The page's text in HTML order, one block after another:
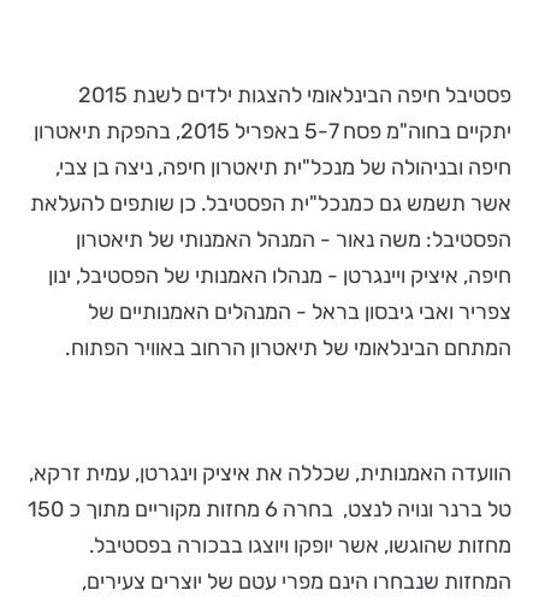
פסטיבל חיפה הבינלאומי להצגות ילדים לשנת 2015
יתקיים בחוה"מ פסח 5-7 באפריל 2015, בהפקת תיאטרון
חיפה ובניהולה של מנכל"ית תיאטרון חיפה, ניצה בן צבי,
אשר תשמש גם כמנכל"ית הפסטיבל. כן שותפים להעלאת
הפסטיבל: משה נאור - המנהל האמנותי של תיאטרון
חיפה, איציק ויינגרטן - מנהלו האמנותי של הפסטיבל, ינון
צפריר ואבי גיבסון בראל - המנהלים האמנותיים של
המתחם הבינלאומי של תיאטרון הרחוב באוויר הפתוח.
הוועדה האמנותית, שכללה את איציק וינגרטן, עמית זרקא,
טל ברנר ונויה לנצט, בחרה 6 מחזות מקוריים מתוך כ 150
מחזות שהוגשו, אשר יופקו ויוצגו בבכורה בפסטיבל.
המחזות שנבחרו הינם מפרי עטם של יוצרים צעירים,